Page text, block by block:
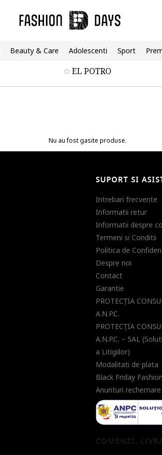
Beauty & Care Adolescenti Sport
EL POTRO
Nu au fost gasite produse.
SUPORT SI
Intrebari frecvente
Informatii retur
Informatii despre
Termeni si Conditii
Politica de
Despre noi
Contact
Garantie
PROTECŢIA
A.N.P.C.
PROTECŢIA
A.N.P.C. – SAL
a Litigiilor)
Modalitati de plata
Black Friday
Anunturi
COMENZI,